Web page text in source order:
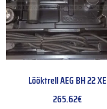
Lööktrell AEG BH 22 XE
265.62€